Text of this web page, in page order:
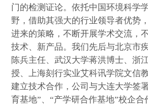
门的检测证论。依托中国环境科学
野，借助其强大的行业领导者优势
进来的策略，不断开展学术交流，
技术、新产品。我们先后与北京市
陈兵主任、武汉大学蒋洪博士、浙
授、上海刻行实业艾科讯学院文信
建立技术合作，公司与大连大学签
育基地”、“产学研合作基地”校企合